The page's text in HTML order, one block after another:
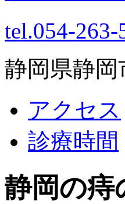
tel.054-263-
静岡県静岡
アクセス
診療時間
静岡の痔